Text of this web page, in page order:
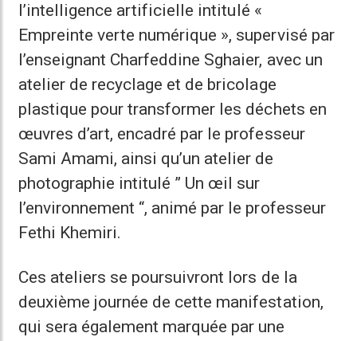
l’intelligence artificielle intitulé «
Empreinte verte numérique », supervisé par
l’enseignant Charfeddine Sghaier, avec un
atelier de recyclage et de bricolage
plastique pour transformer les déchets en
œuvres d’art, encadré par le professeur
Sami Amami, ainsi qu’un atelier de
photographie intitulé ” Un œil sur
l’environnement “, animé par le professeur
Fethi Khemiri.
Ces ateliers se poursuivront lors de la
deuxième journée de cette manifestation,
qui sera également marquée par une